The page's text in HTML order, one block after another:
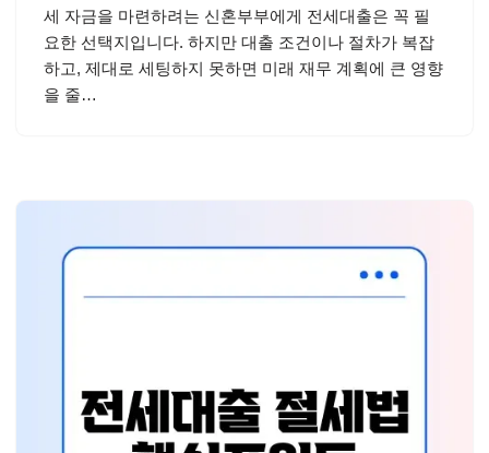
세 자금을 마련하려는 신혼부부에게 전세대출은 꼭 필
요한 선택지입니다. 하지만 대출 조건이나 절차가 복잡
하고, 제대로 세팅하지 못하면 미래 재무 계획에 큰 영향
을 줄…